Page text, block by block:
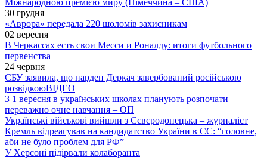
Міжнародною премією миру (Німеччина – США)
30 грудня
«Аврора» передала 220 шоломів захисникам
02 вересня
В Черкассах есть свои Месси и Роналду: итоги футбольного
первенства
24 червня
СБУ заявила, що нардеп Деркач завербований російською
розвідкоюВІДЕО
З 1 вересня в українських школах планують розпочати
переважно очне навчання – ОП
Українські військові вийшли з Сєвєродонецька – журналіст
Кремль відреагував на кандидатство України в ЄС: “головне,
аби не було проблем для РФ”
У Херсоні підірвали колаборанта